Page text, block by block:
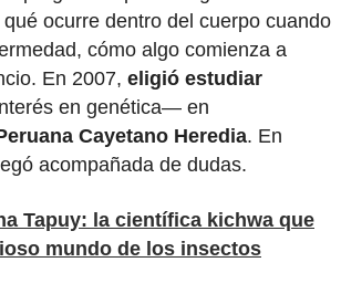
ocurre dentro del cuerpo cuando
cómo algo comienza a
En 2007, eligió estudiar
en genética— en
Cayetano Heredia. En
acompañada de dudas.
Tapuy: la científica kichwa que
mundo de los insectos